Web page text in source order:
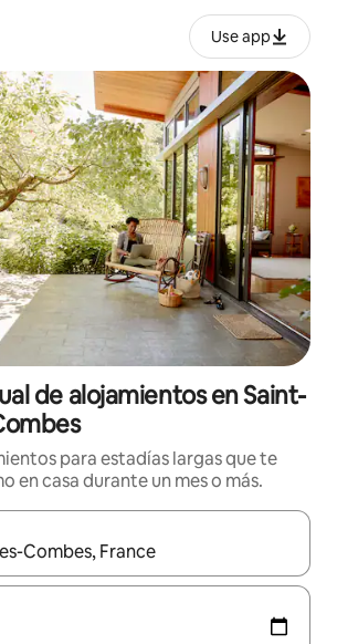
Use app
de alojamientos en Saint-
para estadías largas que te
en casa durante un mes o más.
estén disponibles, navega con las